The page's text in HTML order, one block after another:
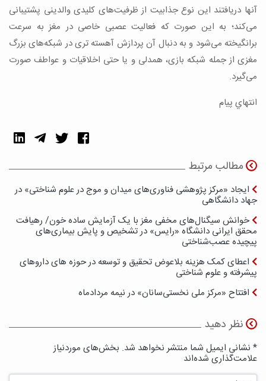
آنها دریافتند این نوع جذابیت از ظرفیت‌های کلیدی والدینی پشتیبانی
می‌کند؛ به این صورت که فعالیت عصبی خاصی در مغز به سرعت
برانگیخته می‌شود و به دنبال آن پردازش آهسته تری در شبکه‌های بزرگ
مغزی از جمله شبکه بازی، همدلی و یا حتی اخلاقیات و عواطف صورت
می‌گیرد.
انتهاي پیام
مطالب مرتبط
ایجاد «مرکز پژوهشی فناوری‌های میدان و موج در علوم شناختی» در
جهاد دانشگاهی
خوانش سیگنال‌های مخفی مغز با یک آزمایش ساده خون/ رهیافت
محقق ایرانی دانشگاه «رایس» در تشخیص و پایش بیماری‌های
پیچیده عصب‌شناختی
اعطای کمک هزینه بلاعوض تحقیق و توسعه در حوزه های داروهای
پیشرفته و علوم شناختی
افتتاح «مرکز ملی نخستی‌سانان» در نیمه مردادماه
نظر دهید
* نشانی ایمیل شما منتشر نخواهد شد. بخش‌های موردنیاز
علامت‌گذاری شده‌اند